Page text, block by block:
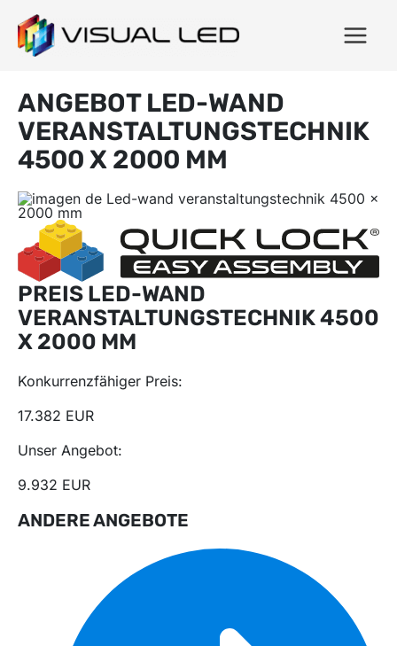
ANGEBOT LED-WAND
VERANSTALTUNGSTECHNIK
4500 X 2000 MM
PREIS LED-WAND
VERANSTALTUNGSTECHNIK 4500
X 2000 MM
Konkurrenzfähiger Preis:
17.382 EUR
Unser Angebot:
9.932 EUR
ANDERE ANGEBOTE